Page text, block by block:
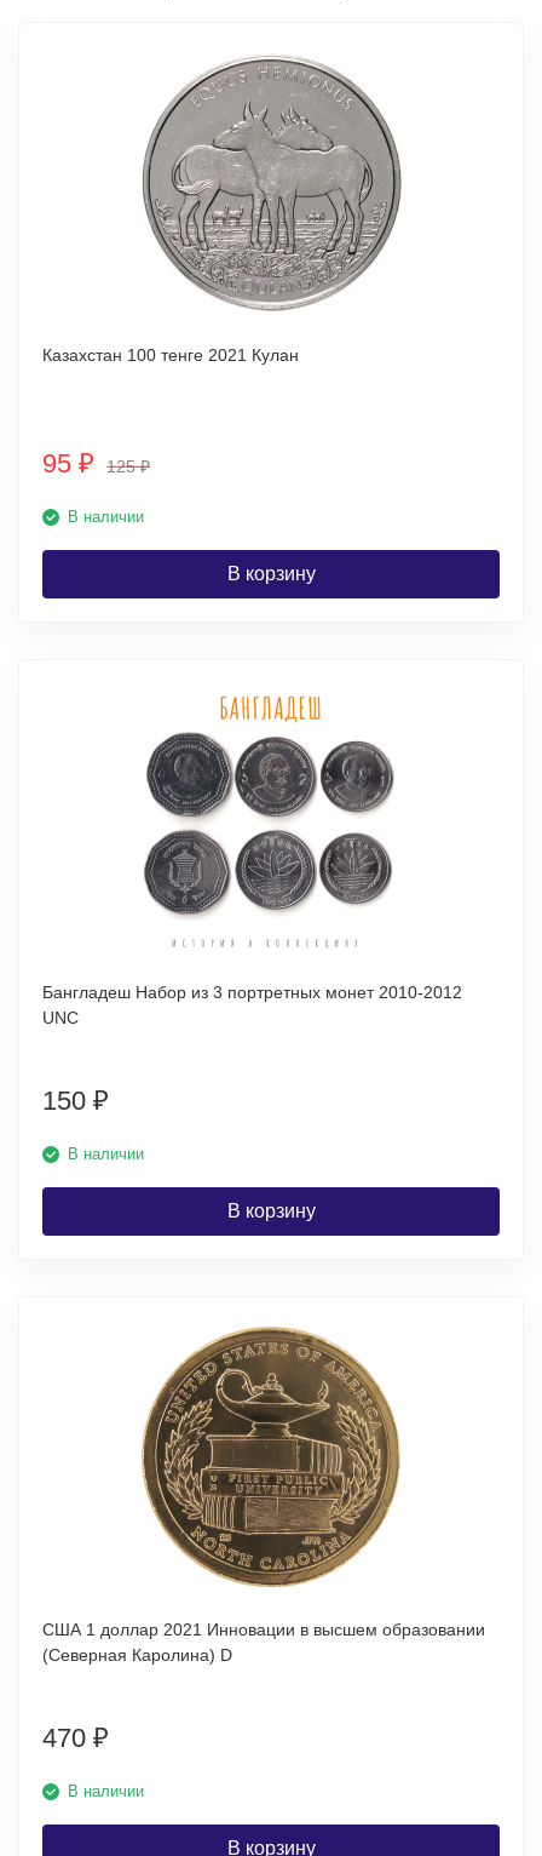
Казахстан 100 тенге 2021 Кулан
95 ₽ 125₽
В наличии
В корзину
Бангладеш Набор из 3 портретных монет 2010-2012
UNC
150 ₽
В наличии
В корзину
США 1 доллар 2021 Инновации в высшем образовании
(Северная Каролина) D
470 ₽
В наличии
В корзину